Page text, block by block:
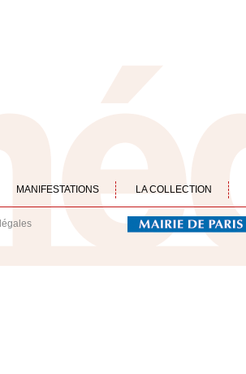
MANIFESTATIONS LA COLLECTION